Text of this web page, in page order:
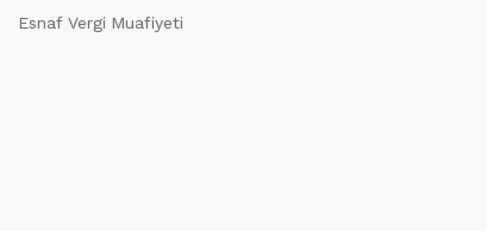
Esnaf Vergi Muafiyeti